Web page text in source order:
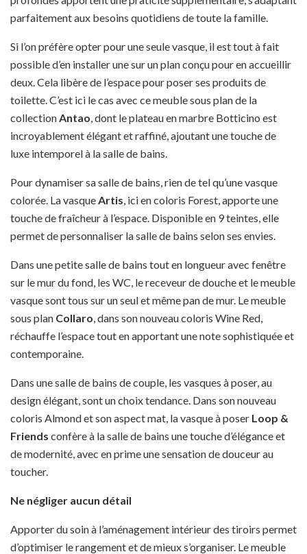
parfaitement aux besoins quotidiens de toute la famille.
Si l’on préfère opter pour une seule vasque, il est tout à fait
possible d’en installer une sur un plan conçu pour en accueillir
deux. Cela libère de l’espace pour poser ses produits de
toilette. C’est ici le cas avec ce meuble sous plan de la
collectionAntao, dont le plateau en marbre Botticino est
incroyablement élégant et raffiné, ajoutant une touche de
luxe intemporel à la salle de bains.
Pour dynamiser sa salle de bains, rien de tel qu’une vasque
colorée. La vasqueArtis, ici en coloris Forest, apporte une
touche de fraîcheur à l’espace. Disponible en 9 teintes, elle
permet de personnaliser la salle de bains selon ses envies.
Dans une petite salle de bains tout en longueur avec fenêtre
sur le mur du fond, les WC, le receveur de douche et le meuble
vasque sont tous sur un seul et même pan de mur. Le meuble
sous plan Collaro, dans son nouveau coloris Wine Red,
réchauffe l’espace tout en apportant une note sophistiquée et
contemporaine.
Dans une salle de bains de couple, les vasques à poser, au
design élégant, sont un choix tendance. Dans son nouveau
coloris Almond et son aspect mat, la vasque à poser Loop &
Friends confère à la salle de bains une touche d’élégance et
de modernité, avec en prime une sensation de douceur au
toucher.
Ne négliger aucun détail
Apporter du soin à l’aménagement intérieur des tiroirs permet
d’optimiser le rangement et de mieux s’organiser. Le meuble